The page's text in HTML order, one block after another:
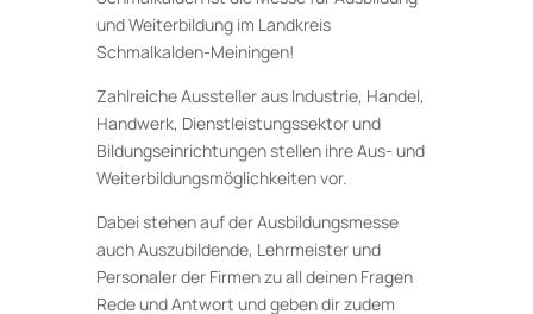
und Weiterbildung im Landkreis
Schmalkalden-Meiningen!
Zahlreiche Aussteller aus Industrie, Handel,
Handwerk, Dienstleistungssektor und
Bildungseinrichtungen stellen ihre Aus- und
Weiterbildungsmöglichkeiten vor.
Dabei stehen auf der Ausbildungsmesse
auch Auszubildende, Lehrmeister und
Personaler der Firmen zu all deinen Fragen
Rede und Antwort und geben dir zudem